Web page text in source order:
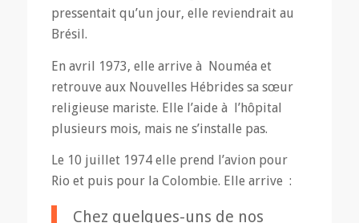
pressentait qu’un jour, elle reviendrait au
Brésil.
En avril 1973, elle arrive à Nouméa et
retrouve aux Nouvelles Hébrides sa sœur
religieuse mariste. Elle l’aide à l’hôpital
plusieurs mois, mais ne s’installe pas.
Le 10 juillet 1974 elle prend l’avion pour
Rio et puis pour la Colombie. Elle arrive :
Chez quelques-uns de nos